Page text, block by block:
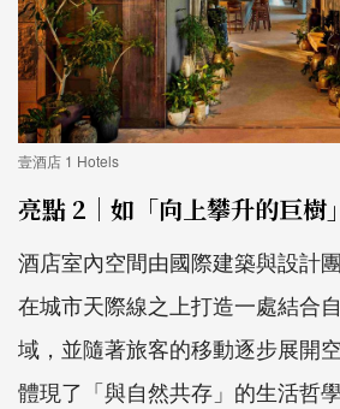
壹酒店 1 Hotels
亮點 2｜如「向上攀升的巨樹
酒店室內空間由國際建築與設計
在城市天際線之上打造一處結合
域，並隨著旅客的移動逐步展開
體現了「與自然共存」的生活哲學